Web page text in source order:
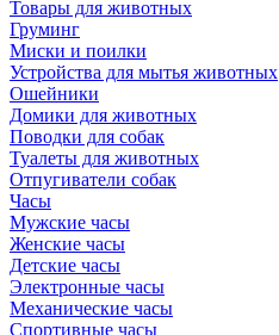
Товары для животных
Груминг
Миски и поилки
Устройства для мытья животных
Ошейники
Домики для животных
Поводки для собак
Туалеты для животных
Отпугиватели собак
Часы
Мужские часы
Женские часы
Детские часы
Электронные часы
Механические часы
Спортивные часы